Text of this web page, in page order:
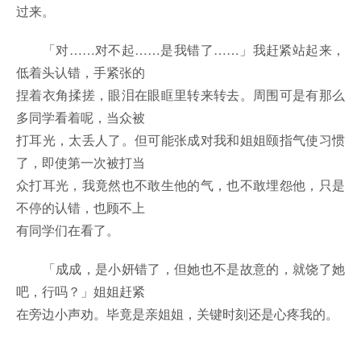
过来。
「对……对不起……是我错了……」我赶紧站起来，
低着头认错，手紧张的
捏着衣角揉搓，眼泪在眼眶里转来转去。周围可是有那么
多同学看着呢，当众被
打耳光，太丢人了。但可能张成对我和姐姐颐指气使习惯
了，即使第一次被打当
众打耳光，我竟然也不敢生他的气，也不敢埋怨他，只是
不停的认错，也顾不上
有同学们在看了。
「成成，是小妍错了，但她也不是故意的，就饶了她
吧，行吗？」姐姐赶紧
在旁边小声劝。毕竟是亲姐姐，关键时刻还是心疼我的。